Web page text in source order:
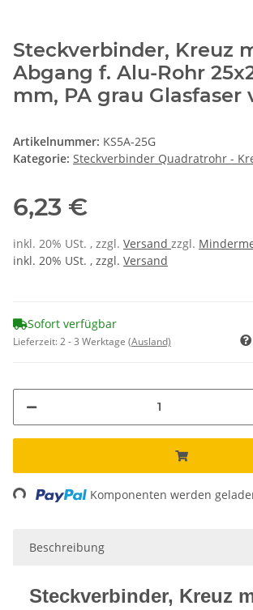
Steckverbinder, Kreuz
Abgang f. Alu-Rohr
mm, PA grau Glasfaser
Artikelnummer: KS5A-25G
Kategorie: Steckverbinder Quadratrohr -
6,23 €
inkl. 20% USt. , zzgl. Versand zzgl.
inkl. 20% USt. , zzgl. Versand
Sofort verfügbar
Lieferzeit:2 - 3 Werktage (Ausland)
Komponenten werden
Beschreibung
Steckverbinder, Kreuz